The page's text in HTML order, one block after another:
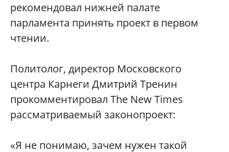
рекомендовал нижней палате
парламента принять проект в первом
чтении.
Политолог, директор Московского
центра Карнеги Дмитрий Тренин
прокомментировал The New Times
рассматриваемый законопроект:
«Я не понимаю, зачем нужен такой